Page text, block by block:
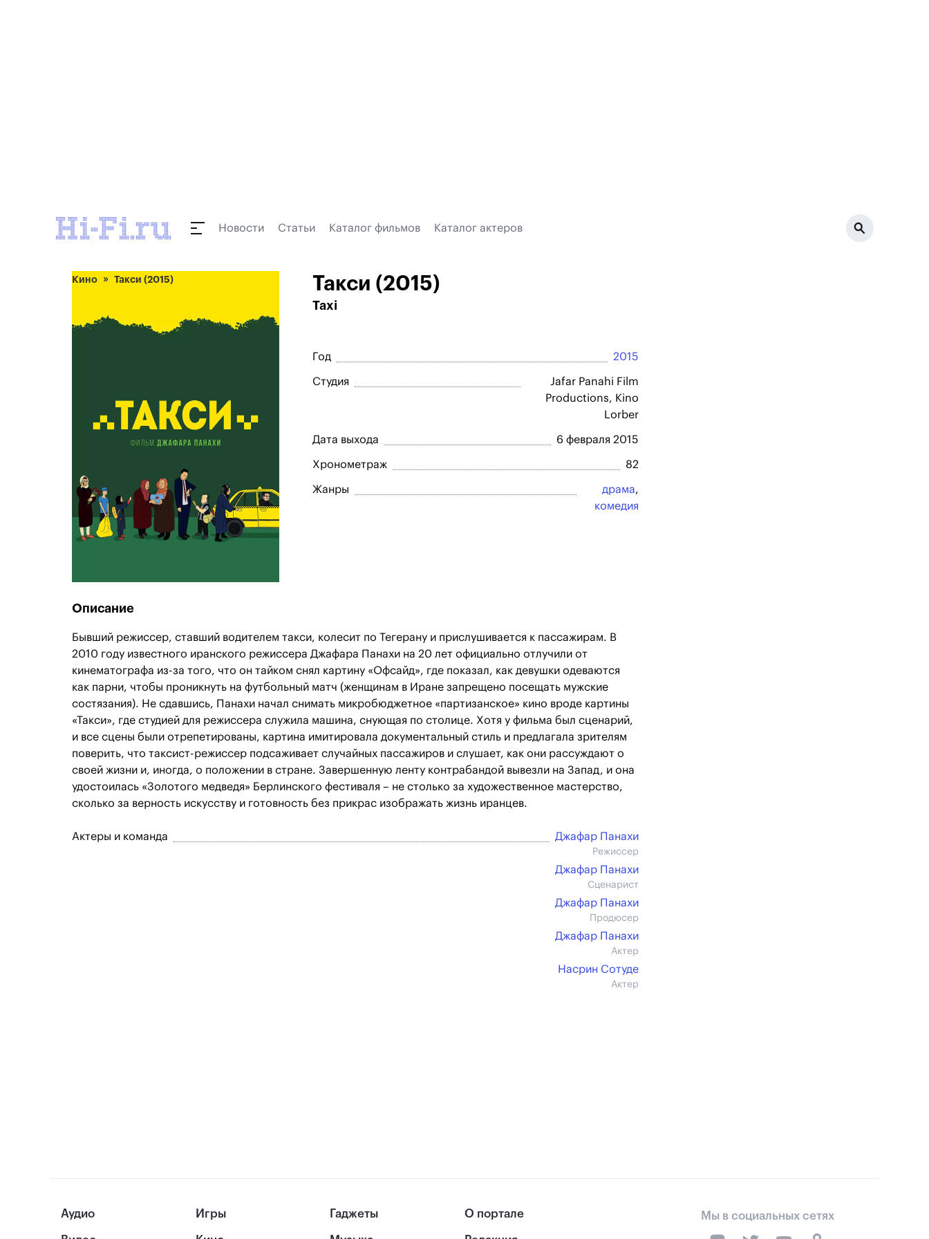
Новости Статьи Каталог фильмов Каталог актеров
Кино Такси (2015) Такси (2015)
Taxi
Год 2015
Студия
Jafar Panahi Film
Productions, Kino
Lorber
Дата выхода 6 февраля 2015
Хронометраж 82
Жанры драма,
комедия
Описание
Бывший режиссер, ставший водителем такси, колесит по Тегерану и прислушивается к пассажирам. В
2010 году известного иранского режиссера Джафара Панахи на 20 лет официально отлучили от
кинематографа из-за того, что он тайком снял картину «Офсайд», где показал, как девушки одеваются
как парни, чтобы проникнуть на футбольный матч (женщинам в Иране запрещено посещать мужские
состязания). Не сдавшись, Панахи начал снимать микробюджетное «партизанское» кино вроде картины
«Такси», где студией для режиссера служила машина, снующая по столице. Хотя у фильма был сценарий,
и все сцены были отрепетированы, картина имитировала документальный стиль и предлагала зрителям
поверить, что таксист-режиссер подсаживает случайных пассажиров и слушает, как они рассуждают о
своей жизни и, иногда, о положении в стране. Завершенную ленту контрабандой вывезли на Запад, и она
удостоилась «Золотого медведя» Берлинского фестиваля – не столько за художественное мастерство,
сколько за верность искусству и готовность без прикрас изображать жизнь иранцев.
Актеры и команда Джафар Панахи
Режиссер
Джафар Панахи
Сценарист
Джафар Панахи
Продюсер
Джафар Панахи
Актер
Насрин Сотуде
Актер
Аудио Игры Гаджеты О портале Мы в социальных сетях